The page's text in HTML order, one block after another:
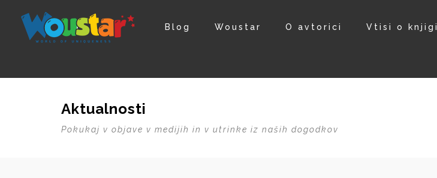
Blog Woustar O avtorici Vtisi o knjigi
Aktualnosti
Pokukaj v objave v medijih in v utrinke iz naših dogodkov